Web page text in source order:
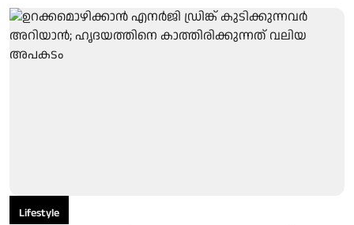
Lifestyle